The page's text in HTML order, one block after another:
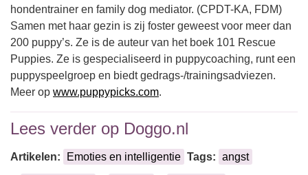
hondentrainer en family dog mediator. (CPDT-KA, FDM)
Samen met haar gezin is zij foster geweest voor meer dan
200 puppy’s. Ze is de auteur van het boek 101 Rescue
Puppies. Ze is gespecialiseerd in puppycoaching, runt een
puppyspeelgroep en biedt gedrags-/trainingsadviezen.
Meer op www.puppypicks.com.
Lees verder op Doggo.nl
Artikelen: Emoties en intelligentie Tags: angst